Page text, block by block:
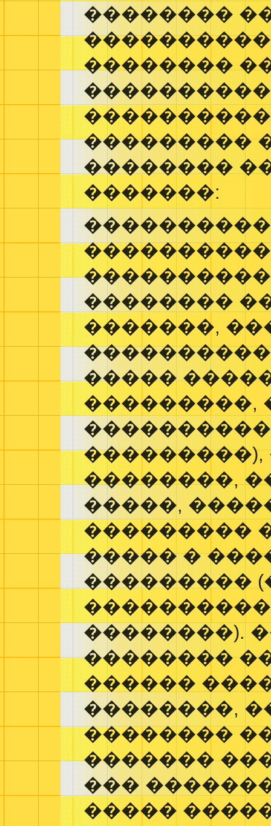
��������
��������
���������
��������
�������:
��������
�������,
�����
���������,
��������,
�����,
���������
����� �
���������
��������).
��������
������
��������,
��������
�������
���
�����